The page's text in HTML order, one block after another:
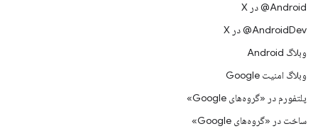
‫‎@Android در X
‫‎@AndroidDev در X
وبلاگ Android
وبلاگ امنیت Google
پلتفورم در «گروه‌های Google»
ساخت در «گروه‌های Google»